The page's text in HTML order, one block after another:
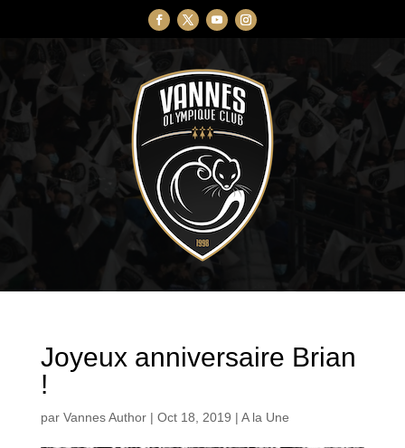
Joyeux anniversaire Brian
!
par Vannes Author| Oct 18, 2019 | A la Une